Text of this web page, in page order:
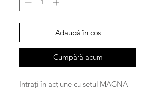
Adaugă în coș
Cumpără acum
Intrați în acțiune cu setul MAGNA-